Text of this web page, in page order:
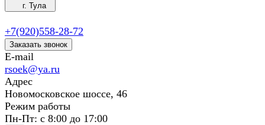
г. Тула
+7(920)558-28-72
Заказать звонок
E-mail
rsoek@ya.ru
Адрес
Новомосковское шоссе, 46
Режим работы
Пн-Пт: с 8:00 до 17:00